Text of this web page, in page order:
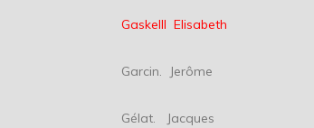
Gaskelll Elisabeth
Garcin.
Gélat. Jacques Le